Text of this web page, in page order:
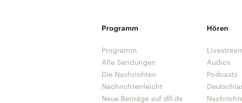
Programm
Programm
Alle Sendungen
Die Nachrichten
Nachrichtenleicht
Neue Beiträge auf dlf.de
Hören
Audios
Podcasts